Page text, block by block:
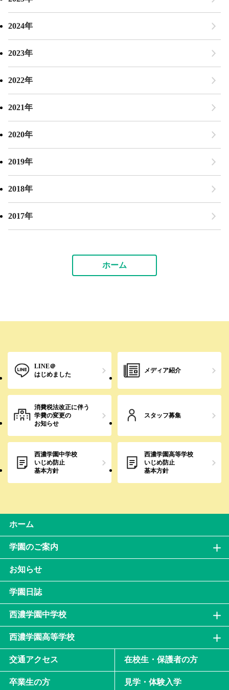
2024年
2023年
2022年
2021年
2020年
2019年
2018年
2017年
ホーム
LINE＠
はじめました
メディア紹介
消費税法改正に伴う
学費の変更の
お知らせ
スタッフ募集
西濃学園中学校
いじめ防止
基本方針
西濃学園高等学校
いじめ防止
基本方針
ホーム
学園のご案内
お知らせ
学園日誌
西濃学園中学校
西濃学園高等学校
交通アクセス 在校生・保護者の方
卒業生の方 見学・体験入学